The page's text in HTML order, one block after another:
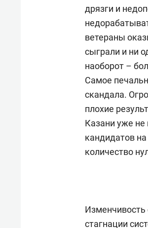
дрязги и
ветераны
сыграли и ни
наоборот –
Самое
скандала.
плохие
Казани уже не
кандидатов
количество
стагнации